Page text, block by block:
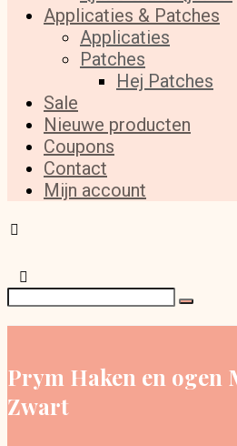
Applicaties & Patches
Applicaties
Patches
Hej Patches
Sale
Nieuwe producten
Coupons
Contact
Mijn account
Prym Haken en ogen
Zwart